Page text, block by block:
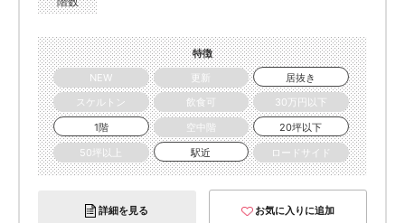
特徴
NEW
更新
居抜き
スケルトン
飲食可
30万円以下
1階
空中階
20坪以下
50坪以上
駅近 ロードサイド
詳細を見る お気に入りに追加